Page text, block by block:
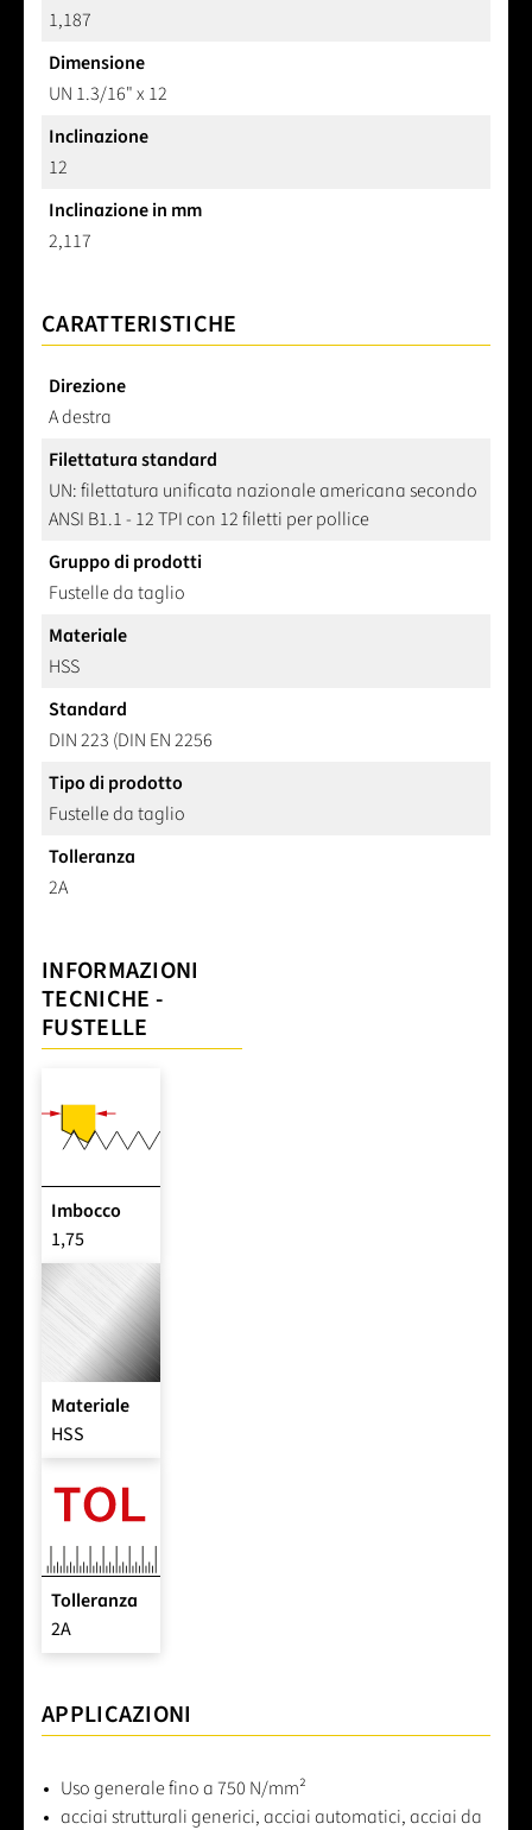
1,187
Dimensione
UN 1.3/16" x 12
Inclinazione
12
Inclinazione in mm
2,117
CARATTERISTICHE
Direzione
A destra
Filettatura standard
UN: filettatura unificata nazionale americana secondo
ANSI B1.1 - 12 TPI con 12 filetti per pollice
Gruppo di prodotti
Fustelle da taglio
Materiale
HSS
Standard
DIN 223 (DIN EN 2256
Tipo di prodotto
Fustelle da taglio
Tolleranza
2A
INFORMAZIONI
TECNICHE -
FUSTELLE
Imbocco
1,75
Materiale
HSS
Tolleranza
2A
APPLICAZIONI
Uso generale fino a 750 N/mm²
acciai strutturali generici, acciai automatici, acciai da